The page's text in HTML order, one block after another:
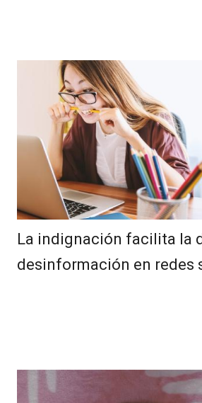
La indignación facilita la
desinformación en redes